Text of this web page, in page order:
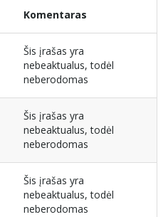
Komentaras
Šis įrašas yra
nebeaktualus, todėl
neberodomas
Šis įrašas yra
nebeaktualus, todėl
neberodomas
Šis įrašas yra
nebeaktualus, todėl
neberodomas